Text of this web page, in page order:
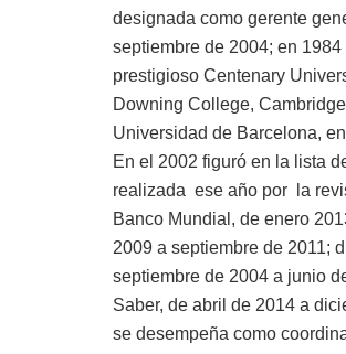
designada como gerente
septiembre de 2004; en
prestigioso Centenary
Downing College,
Universidad de Barcelona,
En el 2002 figuró en la lista
realizada ese año por la
Banco Mundial, de enero
2009 a septiembre de 2011;
septiembre de 2004 a junio
Saber, de abril de 2014 a
se desempeña como